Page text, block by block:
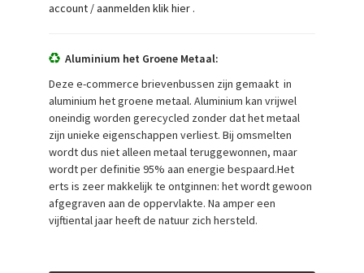
account / aanmelden klik hier .
Aluminium het Groene Metaal:
Deze e-commerce brievenbussen zijn gemaakt in
aluminium het groene metaal. Aluminium kan vrijwel
oneindig worden gerecycled zonder dat het metaal
zijn unieke eigenschappen verliest. Bij omsmelten
wordt dus niet alleen metaal teruggewonnen, maar
wordt per definitie 95% aan energie bespaard.Het
erts is zeer makkelijk te ontginnen: het wordt gewoon
afgegraven aan de oppervlakte. Na amper een
vijftiental jaar heeft de natuur zich hersteld.